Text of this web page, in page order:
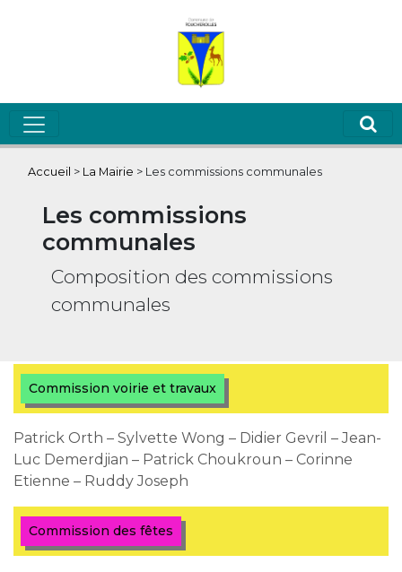
Accueil > La Mairie > Les commissions communales
Les commissions
communales
Composition des commissions
communales
Commission voirie et travaux
Patrick Orth – Sylvette Wong – Didier Gevril – Jean-
Luc Demerdjian – Patrick Choukroun – Corinne
Etienne – Ruddy Joseph
Commission des fêtes